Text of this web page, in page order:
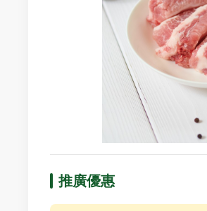
推廣優惠